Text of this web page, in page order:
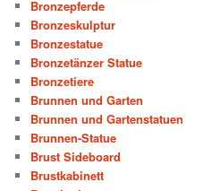
Bronzepferde
Bronzeskulptur
Bronzestatue
Bronzetänzer Statue
Bronzetiere
Brunnen und Garten
Brunnen und Gartenstatuen
Brunnen-Statue
Brust Sideboard
Brustkabinett